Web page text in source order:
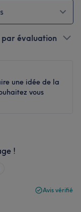
évaluation
une idée de la
vous
!
Avis vérifié